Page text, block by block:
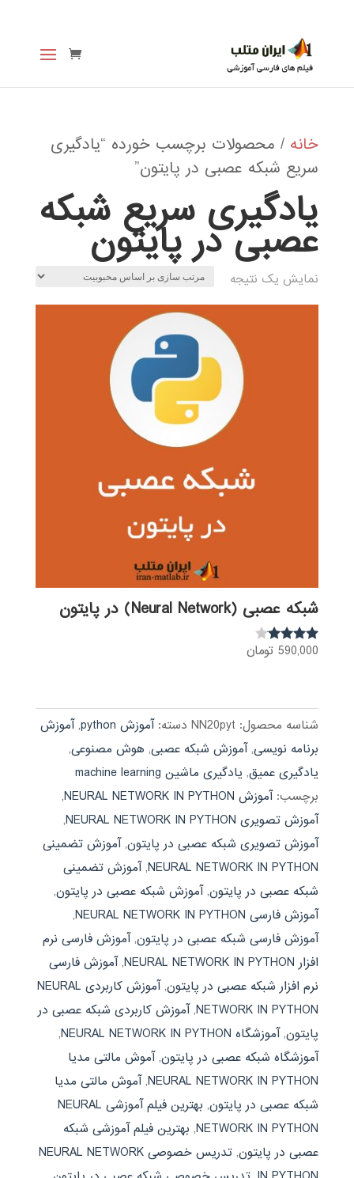
خانه / محصولات برچسب خورده “یادگیری
سریع شبکه عصبی در پایتون”
یادگیری سریع شبکه
عصبی در پایتون
نمایش یک نتیجه
شبکه عصبی (Neural Network) در پایتون
نمره
590,000 تومان
شناسه محصول: NN20pyt دسته:آموزش python ,آموزش
برنامه نویسی,آموزش شبکه عصبی, هوش مصنوعی,
یادگیری عمیق, یادگیری ماشین machine learning
برچسب:آموزش NEURAL NETWORK IN PYTHON
,
آموزش تصویری NEURAL NETWORK IN PYTHON
,
آموزش تصویری شبکه عصبی در پایتون,آموزش تضمینی
NEURAL NETWORK IN PYTHON
,آموزش تضمینی
شبکه عصبی در پایتون,آموزش شبکه عصبی در پایتون,
آموزش فارسی NEURAL NETWORK IN PYTHON
,
آموزش فارسی شبکه عصبی در پایتون,آموزش فارسی نرم
افزار NEURAL NETWORK IN PYTHON
,آموزش فارسی
نرم افزار شبکه عصبی در پایتون,
آموزش کاربردی NEURAL
NETWORK IN PYTHON
,آموزش کاربردی شبکه عصبی در
پایتون,آموزشگاه NEURAL NETWORK IN PYTHON
,
آموزشگاه شبکه عصبی در پایتون,آموش مالتی مدیا
NEURAL NETWORK IN PYTHON
,آموش مالتی مدیا
شبکه عصبی در پایتون,
بهترین فیلم آموزشی NEURAL
NETWORK IN PYTHON
, بهترین فیلم آموزشی شبکه
عصبی در پایتون,
تدریس خصوصی NEURAL NETWORK